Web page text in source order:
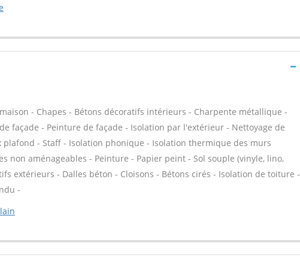
- Chapes - Bétons décoratifs intérieurs - Charpente métallique -
façade - Peinture de façade - Isolation par l'extérieur - Nettoyage de
plafond - Staff - Isolation phonique - Isolation thermique des murs
non aménageables - Peinture - Papier peint - Sol souple (vinyle, lino,
extérieurs - Dalles béton - Cloisons - Bétons cirés - Isolation de toiture -
-